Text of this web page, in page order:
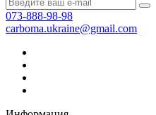
073-888-98-98
carboma.ukraine@gmail.com